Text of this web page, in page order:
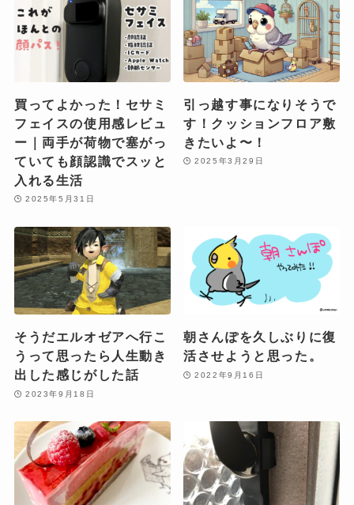
買ってよかった！セサミ
フェイスの使用感レビュ
ー｜両手が荷物で塞がっ
ていても顔認識でスッと
入れる生活
2025年5月31日
引っ越す事になりそうで
す！クッションフロア敷
きたいよ〜！
2025年3月29日
そうだエルオゼアへ行こ
うって思ったら人生動き
出した感じがした話
2023年9月18日
朝さんぽを久しぶりに復
活させようと思った。
2022年9月16日